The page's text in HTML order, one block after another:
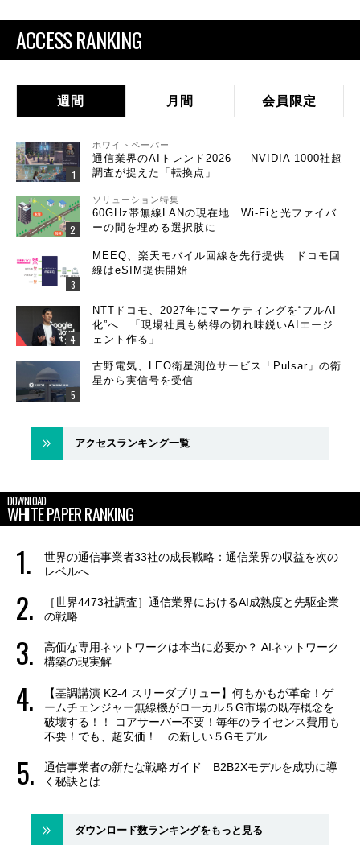
ACCESS RANKING
週間 月間 会員限定
ホワイトペーパー
通信業界のAIトレンド2026 ― NVIDIA 1000社超
調査が捉えた「転換点」
ソリューション特集
60GHz帯無線LANの現在地 Wi-Fiと光ファイバ
ーの間を埋める選択肢に
MEEQ、楽天モバイル回線を先行提供 ドコモ回
線はeSIM提供開始
NTTドコモ、2027年にマーケティングを“フルAI
化”へ 「現場社員も納得の切れ味鋭いAIエージ
ェント作る」
古野電気、LEO衛星測位サービス「Pulsar」の衛
星から実信号を受信
アクセスランキング一覧
DOWNLOAD
WHITE PAPER RANKING
世界の通信事業者33社の成長戦略：通信業界の収益を次の
レベルへ
［世界4473社調査］通信業界におけるAI成熟度と先駆企業
の戦略
高価な専用ネットワークは本当に必要か？ AIネットワーク
構築の現実解
【基調講演 K2-4 スリーダブリュー】何もかもが革命！ゲ
ームチェンジャー無線機がローカル５G市場の既存概念を
破壊する！！ コアサーバー不要！毎年のライセンス費用も
不要！でも、超安価！ の新しい５Gモデル
通信事業者の新たな戦略ガイド B2B2Xモデルを成功に導
く秘訣とは
ダウンロード数ランキングをもっと見る